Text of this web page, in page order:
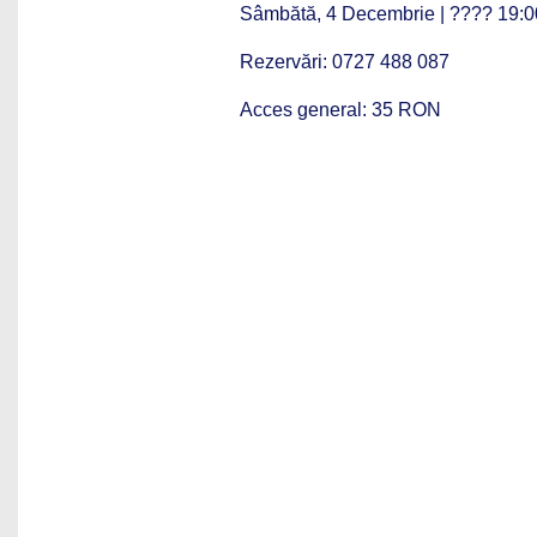
Sâmbătă, 4 Decembrie | ????
Rezervări: 0727 488 087
Acces general: 35 RON